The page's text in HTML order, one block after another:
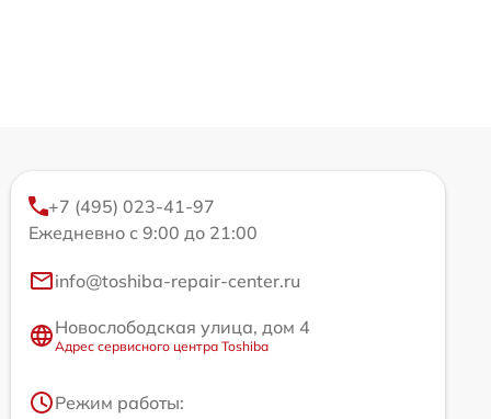
+7 (495) 023-41-97
Ежедневно с 9:00 до 21:00
info@toshiba-repair-center.ru
Новослободская улица, дом 4
Адрес сервисного центра Toshiba
Режим работы: